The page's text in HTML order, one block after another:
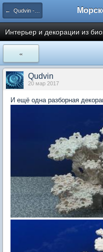
← Qudvin - декорации из керамики на заказ
Интерьер и декорации из
«
Qudvin
20 мар 2017
И ещё одна разборная